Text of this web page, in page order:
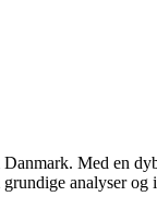
Med en
analyser